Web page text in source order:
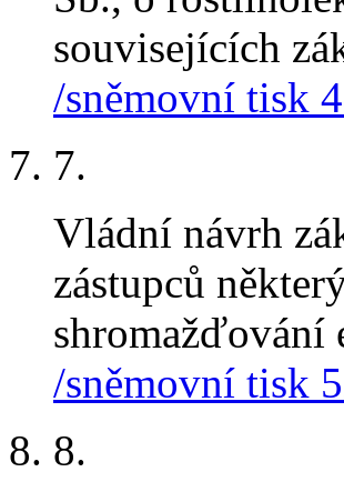
souvisejících
/sněmovní tisk
7.
Vládní návrh
zástupců
shromažďování
/sněmovní tisk
8.